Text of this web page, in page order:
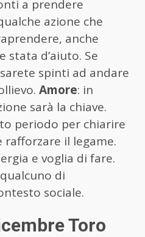
a prendere
azione che
anche
stata d’aiuto. Se
spinti ad andare
Amore: in
sarà la chiave.
periodo per chiarire
il legame.
e voglia di fare.
di
sociale.
Toro